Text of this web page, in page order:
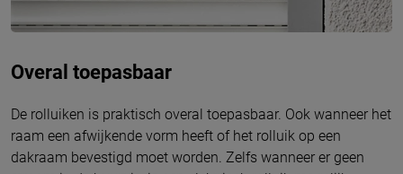
Overal toepasbaar
De rolluiken is praktisch overal toepasbaar. Ook wanneer het
raam een afwijkende vorm heeft of het rolluik op een
dakraam bevestigd moet worden. Zelfs wanneer er geen